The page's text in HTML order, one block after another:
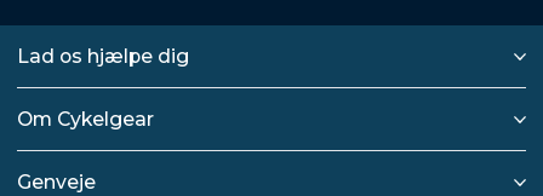
Lad os hjælpe dig
Om Cykelgear
Genveje